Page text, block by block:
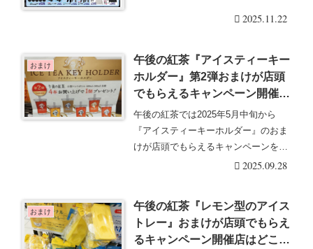
2025.11.22
おまけ
午後の紅茶『アイスティーキー
ホルダー』第2弾おまけが店頭
でもらえるキャンペーン開催店
はどこ？全6種類でミルクティ
ー、レモンティーも！目黒蓮さ
んのファンにもオススメ！
午後の紅茶では2025年5月中旬から
『アイスティーキーホルダー』のおま
けが店頭でもらえるキャンペーンを開
催しています！大・・・続きを読む
2025.09.28
おまけ
午後の紅茶『レモン型のアイス
トレー』おまけが店頭でもらえ
るキャンペーン開催店はどこ？